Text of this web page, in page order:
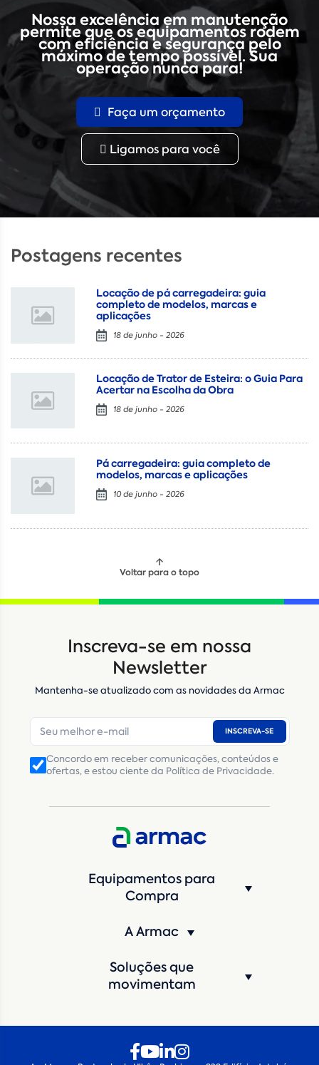
Nossa excelência em manutenção
permite que os equipamentos rodem
com eficiência e segurança pelo
máximo de tempo possível. Sua
operação nunca para!
Faça um orçamento
Ligamos para você
Postagens recentes
Locação de pá carregadeira: guia
completo de modelos, marcas e
aplicações
18 de junho - 2026
Locação de Trator de Esteira: o Guia Para
Acertar na Escolha da Obra
18 de junho - 2026
Pá carregadeira: guia completo de
modelos, marcas e aplicações
10 de junho - 2026
Voltar para o topo
Inscreva-se em nossa
Newsletter
Mantenha-se atualizado com as novidades da Armac
INSCREVA-SE
Concordo em receber comunicações, conteúdos e
ofertas, e estou ciente da Política de Privacidade.
Equipamentos para
Compra
A Armac
Soluções que
movimentam
Locação Compra de seminovos
E-mail*
Número de telefone
CNPJ Inscrição Estadual(Produtor Rural)
CNPJ da empresa/ CPF - Produtor rural*
Máquina de interesse*
Qual o período de locação? *